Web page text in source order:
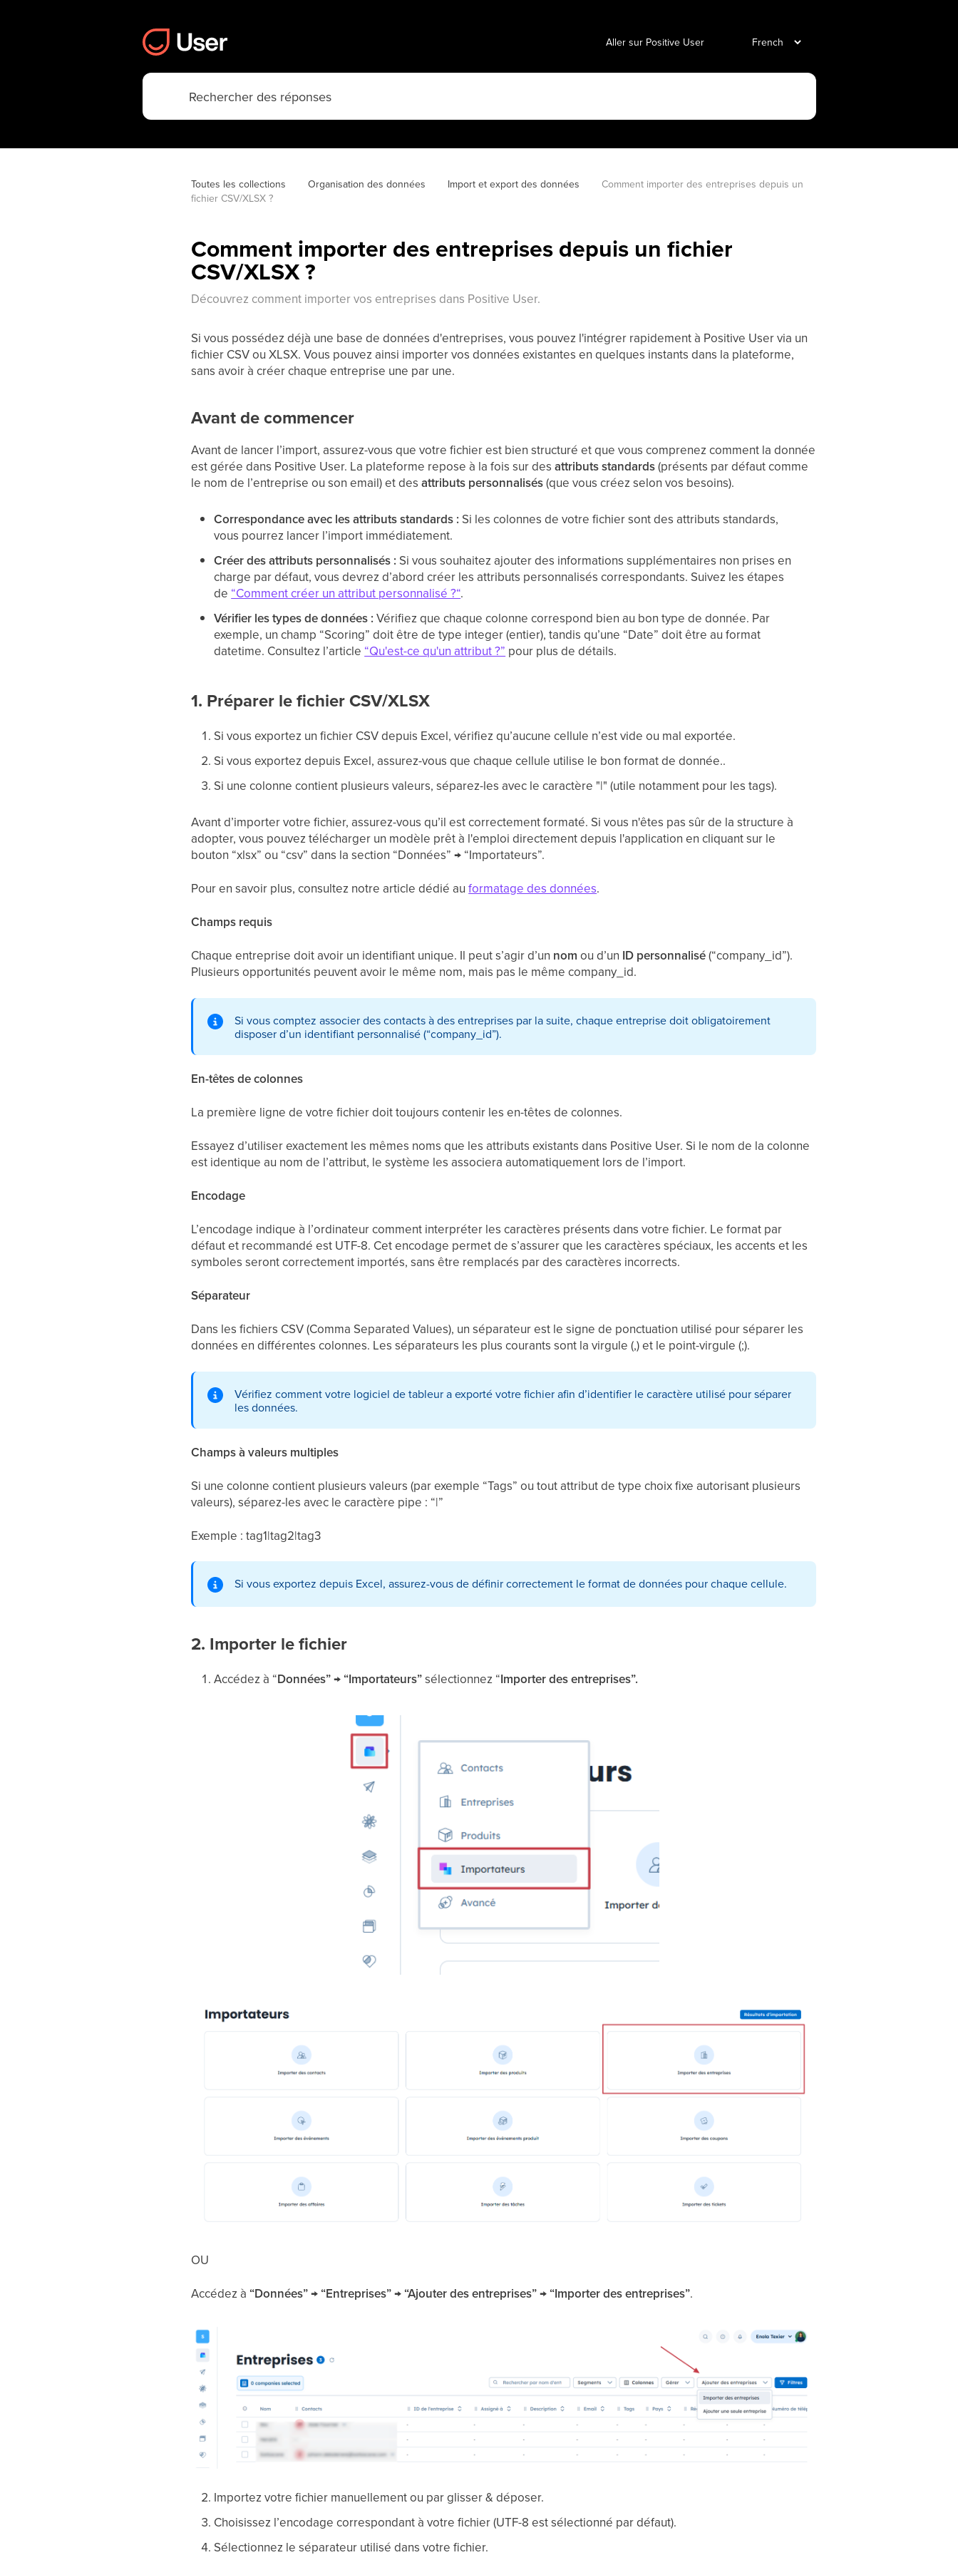
Aller sur Positive User
Toutes les collections Organisation des données Import et export des données
Comment importer des entreprises depuis un
fichier CSV/XLSX ?
Comment importer des entreprises depuis un fichier
CSV/XLSX ?
Découvrez comment importer vos entreprises dans Positive User.
Si vous possédez déjà une base de données d'entreprises, vous pouvez l'intégrer rapidement à Positive User via un
fichier CSV ou XLSX. Vous pouvez ainsi importer vos données existantes en quelques instants dans la plateforme,
sans avoir à créer chaque entreprise une par une.
Avant de commencer
Avant de lancer l’import, assurez-vous que votre fichier est bien structuré et que vous comprenez comment la donnée
est gérée dans Positive User. La plateforme repose à la fois sur desattributs standards(présents par défaut comme
le nom de l’entreprise ou son email) et desattributs personnalisés(que vous créez selon vos besoins).
Correspondance avec les attributs standards : Si les colonnes de votre fichier sont des attributs standards,
vous pourrez lancer l’import immédiatement.
Créer des attributs personnalisés : Si vous souhaitez ajouter des informations supplémentaires non prises en
charge par défaut, vous devrez d’abord créer les attributs personnalisés correspondants. Suivez les étapes
de “Comment créer un attribut personnalisé ?“.
Vérifier les types de données : Vérifiez que chaque colonne correspond bien au bon type de donnée. Par
exemple, un champ “Scoring” doit être de type integer (entier), tandis qu’une “Date” doit être au format
datetime. Consultez l’article “Qu'est-ce qu'un attribut ?” pour plus de détails.
1. Préparer le fichier CSV/XLSX
Si vous exportez un fichier CSV depuis Excel, vérifiez qu’aucune cellule n’est vide ou mal exportée.
Si vous exportez depuis Excel, assurez-vous que chaque cellule utilise le bon format de donnée..
Si une colonne contient plusieurs valeurs, séparez-les avec le caractère "|" (utile notamment pour les tags).
Avant d’importer votre fichier, assurez-vous qu’il est correctement formaté. Si vous n'êtes pas sûr de la structure à
adopter, vous pouvez télécharger un modèle prêt à l'emploi directement depuis l'application en cliquant sur le
bouton “xlsx” ou “csv” dans la section “Données” → “Importateurs”.
Pour en savoir plus, consultez notre article dédié auformatage des données.
Champs requis
Chaque entreprise doit avoir un identifiant unique. Il peut s’agir d’un nom ou d’un ID personnalisé(“company_id”).
Plusieurs opportunités peuvent avoir le même nom, mais pas le même company_id.
Si vous comptez associer des contacts à des entreprises par la suite, chaque entreprise doit obligatoirement
disposer d’un identifiant personnalisé (“company_id”).
En-têtes de colonnes
La première ligne de votre fichier doit toujours contenir les en-têtes de colonnes.
Essayez d’utiliser exactement les mêmes noms que les attributs existants dans Positive User. Si le nom de la colonne
est identique au nom de l’attribut, le système les associera automatiquement lors de l’import.
Encodage
L’encodage indique à l’ordinateur comment interpréter les caractères présents dans votre fichier. Le format par
défaut et recommandé est UTF-8. Cet encodage permet de s’assurer que les caractères spéciaux, les accents et les
symboles seront correctement importés, sans être remplacés par des caractères incorrects.
Séparateur
Dans les fichiers CSV (Comma Separated Values), un séparateur est le signe de ponctuation utilisé pour séparer les
données en différentes colonnes. Les séparateurs les plus courants sont la virgule (,) et le point-virgule (;).
Vérifiez comment votre logiciel de tableur a exporté votre fichier afin d’identifier le caractère utilisé pour séparer
les données.
Champs à valeurs multiples
Si une colonne contient plusieurs valeurs (par exemple “Tags” ou tout attribut de type choix fixe autorisant plusieurs
valeurs), séparez-les avec le caractère pipe : “|”
Exemple : tag1|tag2|tag3
Si vous exportez depuis Excel, assurez-vous de définir correctement le format de données pour chaque cellule.
2. Importer le fichier
Accédez à “Données” → “Importateurs”sélectionnez “Importer des entreprises”.
OU
Accédez à“Données” → “Entreprises” → “Ajouter des entreprises” → “Importer des entreprises”.
Importez votre fichier manuellement ou par glisser & déposer.
Choisissez l’encodage correspondant à votre fichier (UTF-8 est sélectionné par défaut).
Sélectionnez le séparateur utilisé dans votre fichier.